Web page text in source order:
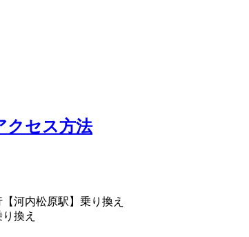
クセス方法
河内松原駅】乗り換え
換え